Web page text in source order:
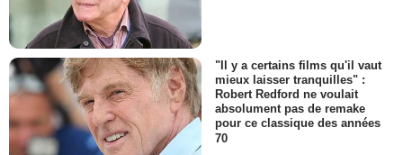
"Il y a certains films qu'il vaut
mieux laisser tranquilles" :
Robert Redford ne voulait
absolument pas de remake
pour ce classique des années
70